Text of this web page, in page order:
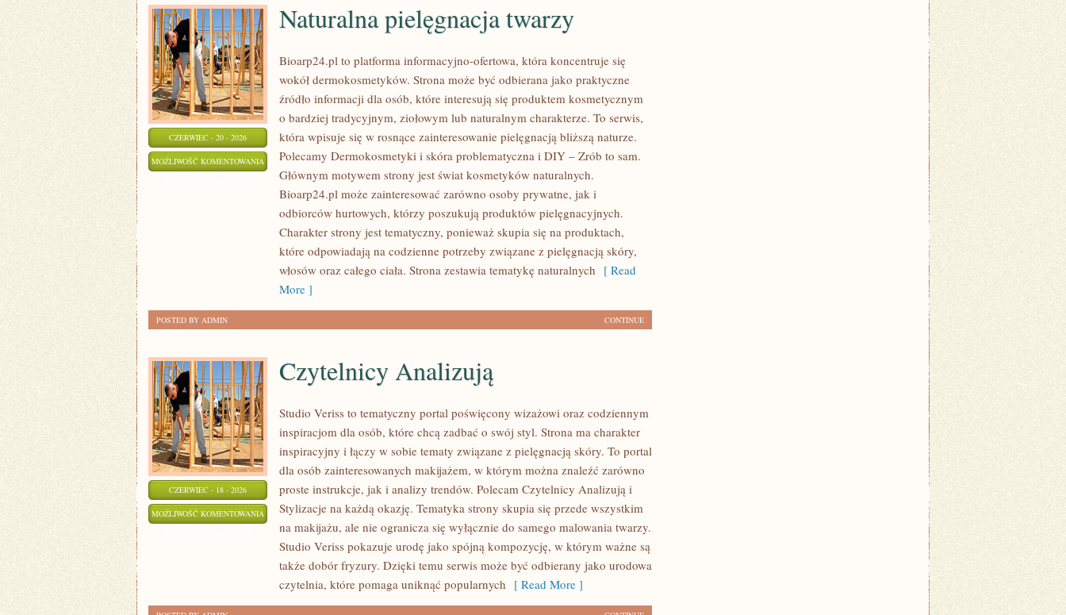
CZERWIEC - 20 - 2026
MOŻLIWOŚĆ KOMENTOWANIA NATURALNA
PIELĘGNACJA
TWARZY
Naturalna pielęgnacja twarzy
Bioarp24.pl to platforma informacyjno-ofertowa, która koncentruje się
wokół dermokosmetyków. Strona może być odbierana jako praktyczne
źródło informacji dla osób, które interesują się produktem kosmetycznym
o bardziej tradycyjnym, ziołowym lub naturalnym charakterze. To serwis,
która wpisuje się w rosnące zainteresowanie pielęgnacją bliższą naturze.
Polecamy Dermokosmetyki i skóra problematyczna i DIY – Zrób to sam.
Głównym motywem strony jest świat kosmetyków naturalnych.
Bioarp24.pl może zainteresować zarówno osoby prywatne, jak i
odbiorców hurtowych, którzy poszukują produktów pielęgnacyjnych.
Charakter strony jest tematyczny, ponieważ skupia się na produktach,
które odpowiadają na codzienne potrzeby związane z pielęgnacją skóry,
włosów oraz całego ciała. Strona zestawia tematykę naturalnych [ Read
More ]
CONTINUE
POSTED BY ADMIN
CZERWIEC - 18 - 2026
MOŻLIWOŚĆ KOMENTOWANIA CZYTELNICY
ANALIZUJĄ
Czytelnicy Analizują
Studio Veriss to tematyczny portal poświęcony wizażowi oraz codziennym
inspiracjom dla osób, które chcą zadbać o swój styl. Strona ma charakter
inspiracyjny i łączy w sobie tematy związane z pielęgnacją skóry. To portal
dla osób zainteresowanych makijażem, w którym można znaleźć zarówno
proste instrukcje, jak i analizy trendów. Polecam Czytelnicy Analizują i
Stylizacje na każdą okazję. Tematyka strony skupia się przede wszystkim
na makijażu, ale nie ogranicza się wyłącznie do samego malowania twarzy.
Studio Veriss pokazuje urodę jako spójną kompozycję, w którym ważne są
także dobór fryzury. Dzięki temu serwis może być odbierany jako urodowa
czytelnia, które pomaga uniknąć popularnych [ Read More ]